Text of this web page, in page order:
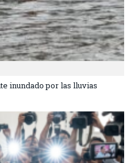
inundado por las lluvias